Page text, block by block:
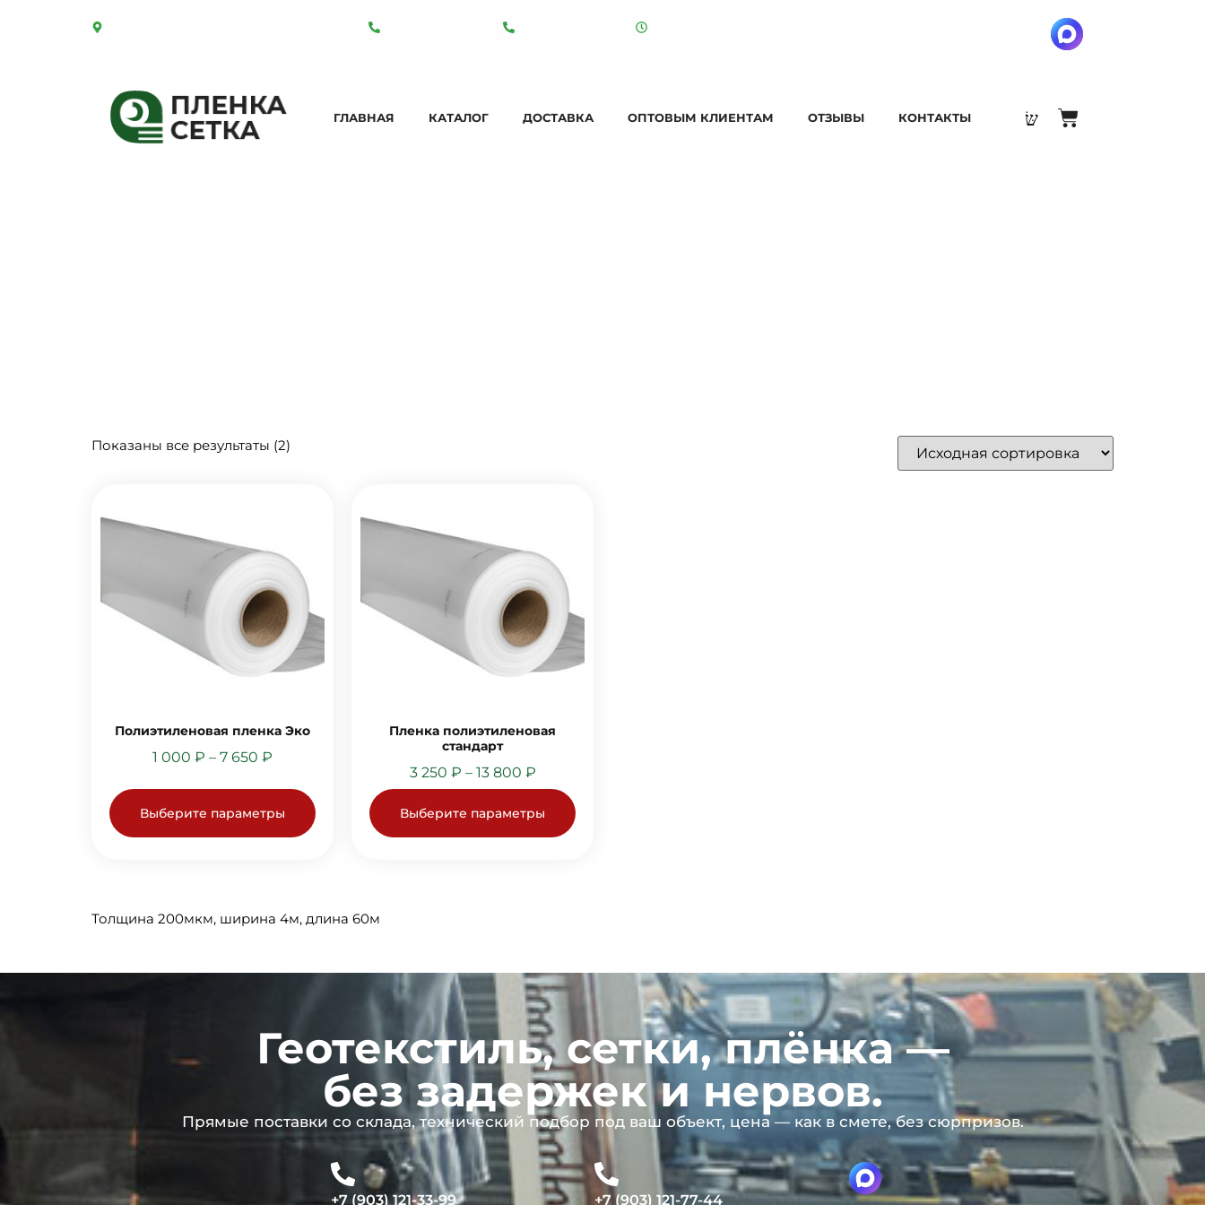
ГЛАВНАЯ КАТАЛОГ ДОСТАВКА ОПТОВЫМ КЛИЕНТАМ ОТЗЫВЫ КОНТАКТЫ
Толщина и размеры: 200мкм 4х60м
Показаны все результаты (2)
Полиэтиленовая пленка Эко
1 000 ₽ – 7 650 ₽
Выберите параметры
Пленка полиэтиленовая
стандарт
3 250 ₽ – 13 800 ₽
Выберите параметры
Толщина 200мкм, ширина 4м, длина 60м
Геотекстиль, сетки, плёнка —
без задержек и нервов.
Прямые поставки со склада, технический подбор под ваш объект, цена — как в смете, без сюрпризов.
+7 (903) 121-33-99 +7 (903) 121-77-44